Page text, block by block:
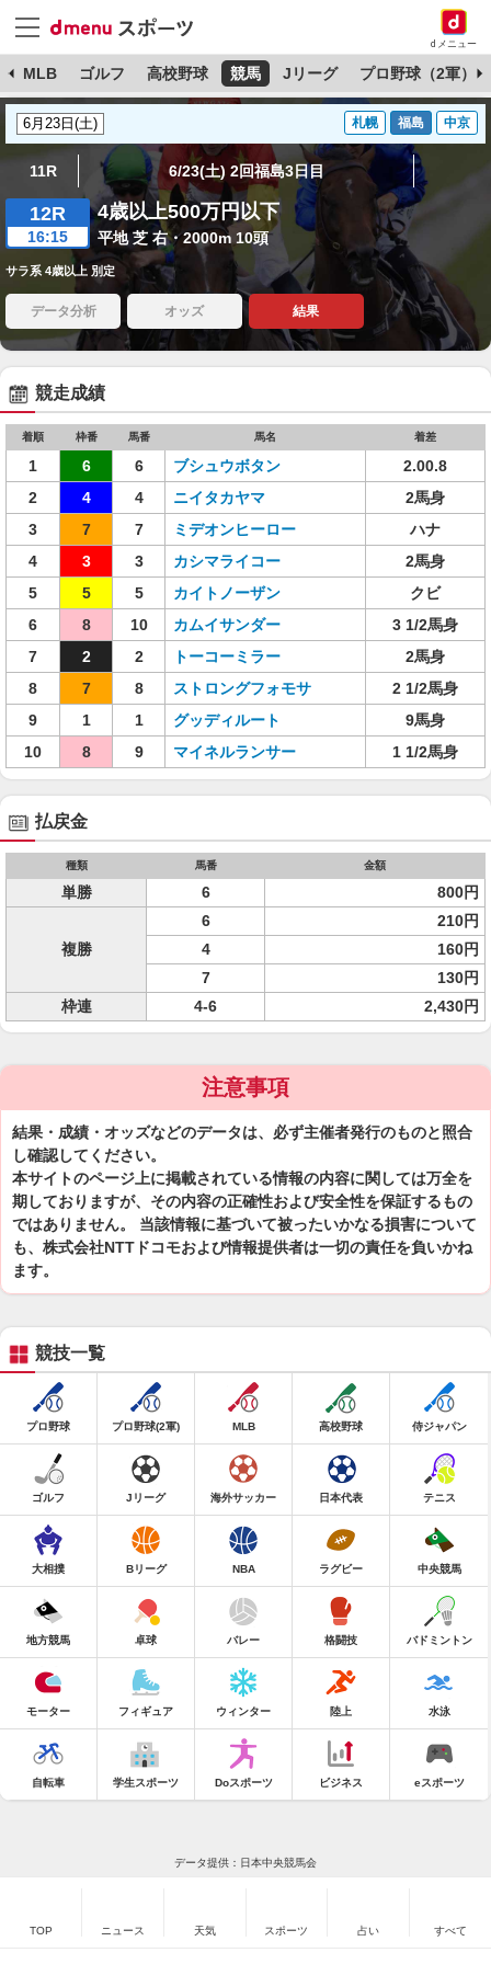
dメニュー
MLB ゴルフ 高校野球 競馬 Jリーグ プロ野球（2軍）
札幌 福島 中京
11R 6/23(土) 2回福島3日目
12R
16:15
4歳以上500万円以下
平地 芝 右・2000m 10頭
サラ系 4歳以上 別定
データ分析 オッズ 結果
競走成績
着順 枠番 馬番 馬名 着差
1 6 6 ブシュウボタン
2.00.8
2
4 4 ニイタカヤマ
2馬身
3
7 7 ミデオンヒーロー
ハナ
4
3 3 カシマライコー
2馬身
5
5 5 カイトノーザン
クビ
6
8 10 カムイサンダー
3 1/2馬身
7
2 2 トーコーミラー
2馬身
8
7 8 ストロングフォモサ
2 1/2馬身
9
1 1 グッディルート
9馬身
10
8 9 マイネルランサー 1 1/2馬身
払戻金
種類 馬番 金額
単勝 6 800円
複勝
6
210円
4
160円
7
130円
枠連
4-6 2,430円
注意事項
結果・成績・オッズなどのデータは、必ず主催者発行のものと照合
し確認してください。
本サイトのページ上に掲載されている情報の内容に関しては万全を
期しておりますが、その内容の正確性および安全性を保証するもの
ではありません。 当該情報に基づいて被ったいかなる損害について
も、株式会社NTTドコモおよび情報提供者は一切の責任を負いかね
ます。
競技一覧
プロ野球 プロ野球(2軍) MLB 高校野球 侍ジャパン
ゴルフ Jリーグ 海外サッカー 日本代表 テニス
大相撲 Bリーグ NBA ラグビー 中央競馬
地方競馬 卓球 バレー 格闘技 バドミントン
モーター フィギュア ウィンター 陸上 水泳
自転車 学生スポーツ Doスポーツ ビジネス eスポーツ
データ提供：日本中央競馬会
TOP ニュース 天気 スポーツ 占い すべて